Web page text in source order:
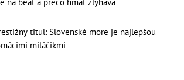
titul: Slovenské more je najlepšou
miláčikmi